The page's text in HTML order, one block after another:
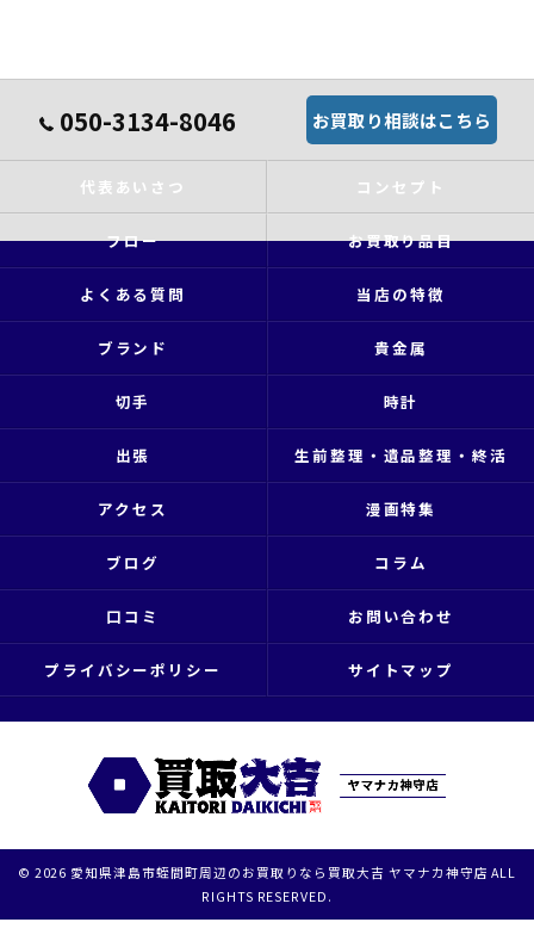
050-3134-8046 お買取り相談はこちら
代表あいさつ コンセプト
フロー お買取り品目
よくある質問 当店の特徴
ブランド 貴金属
切手 時計
出張 生前整理・遺品整理・終活
アクセス 漫画特集
ブログ コラム
口コミ お問い合わせ
プライバシーポリシー サイトマップ
© 2026 愛知県津島市蛭間町周辺のお買取りなら買取大吉 ヤマナカ神守店 ALL
RIGHTS RESERVED.